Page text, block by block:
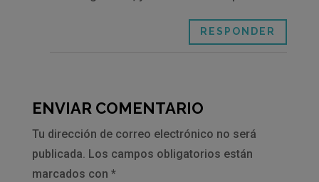
RESPONDER
ENVIAR COMENTARIO
Tu dirección de correo electrónico no será
publicada. Los campos obligatorios están
marcados con *